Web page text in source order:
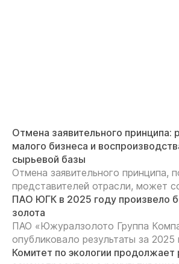
Отмена заявительного принципа:
малого бизнеса и
сырьевой базы
Отмена заявительного принципа,
представителей отрасли, может
ПАО ЮГК в 2025 году произвело
золота
ПАО «Южуралзолото Группа
опубликовало результаты за 2025
Комитет по экологии продолжает